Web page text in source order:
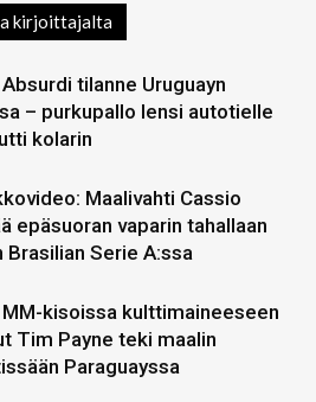
kirjoittajalta
tilanne Uruguayn
– purkupallo lensi autotielle
kolarin
Maalivahti Cassio
epäsuoran vaparin tahallaan
Brasilian Serie A:ssa
kisoissa kulttimaineeseen
Tim Payne teki maalin
Paraguayssa